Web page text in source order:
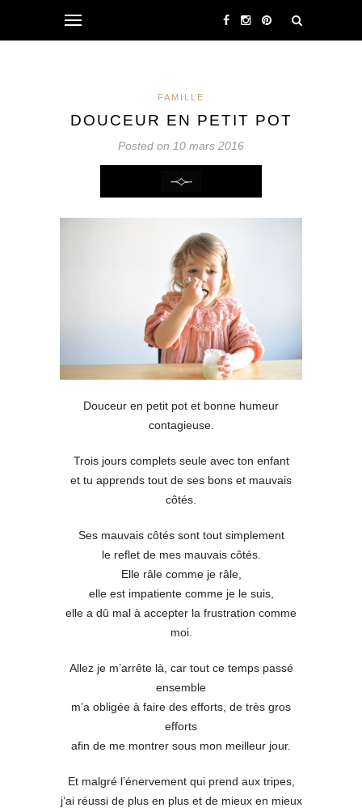
FAMILLE
DOUCEUR EN PETIT POT
Posted on 10 mars 2016
Douceur en petit pot et bonne humeur
contagieuse.
Trois jours complets seule avec ton enfant
et tu apprends tout de ses bons et mauvais
côtés.
Ses mauvais côtés sont tout simplement
le reflet de mes mauvais côtés.
Elle râle comme je râle,
elle est impatiente comme je le suis,
elle a dû mal à accepter la frustration comme
moi.
Allez je m’arrête là, car tout ce temps passé
ensemble
m’a obligée à faire des efforts, de très gros
efforts
afin de me montrer sous mon meilleur jour.
Et malgré l’énervement qui prend aux tripes,
j’ai réussi de plus en plus et de mieux en mieux